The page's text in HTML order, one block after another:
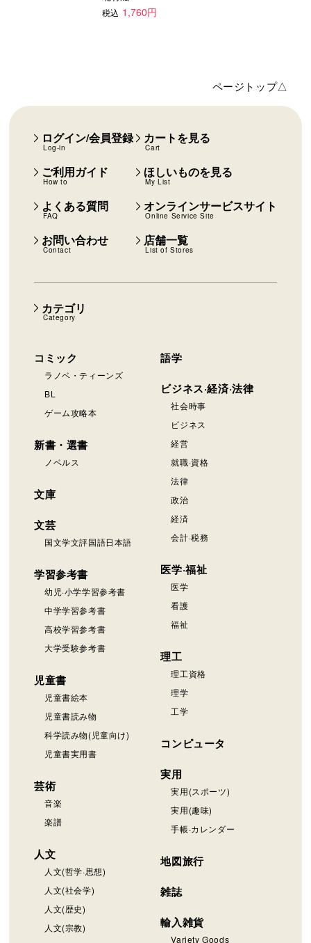
税込 1,760円
ページトップ△
カテゴリ
Category
コミック
ラノベ・ティーンズ
BL
ゲーム攻略本
新書・選書
ノベルス
文庫
文芸
国文学文評国語日本語
学習参考書
幼児·小学学習参考書
中学学習参考書
高校学習参考書
大学受験参考書
児童書
児童書絵本
児童書読み物
科学読み物(児童向け)
児童書実用書
芸術
音楽
楽譜
人文
人文(哲学·思想)
人文(社会学)
人文(歴史)
人文(宗教)
語学
ビジネス·経済·法律
社会時事
ビジネス
経営
就職·資格
法律
政治
経済
会計·税務
医学·福祉
医学
看護
福祉
理工
理工資格
理学
工学
コンピュータ
実用
実用(スポーツ)
実用(趣味)
手帳·カレンダー
地図旅行
雑誌
輸入雑貨
Variety Goods
ログイン/会員登録
Log-in
カートを見る
Cart
ご利用ガイド
How to
ほしいものを見る
My List
よくある質問
FAQ
オンラインサービスサイト
Online Service Site
お問い合わせ
Contact
店舗一覧
List of Stores